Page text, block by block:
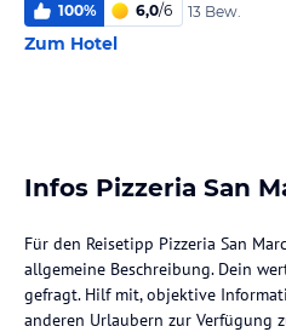
100% 6,0/6 13 Bew.
Zum Hotel
Infos Pizzeria San
Für den Reisetipp Pizzeria San
allgemeine Beschreibung. Dein
gefragt. Hilf mit, objektive
anderen Urlaubern zur Verfügung